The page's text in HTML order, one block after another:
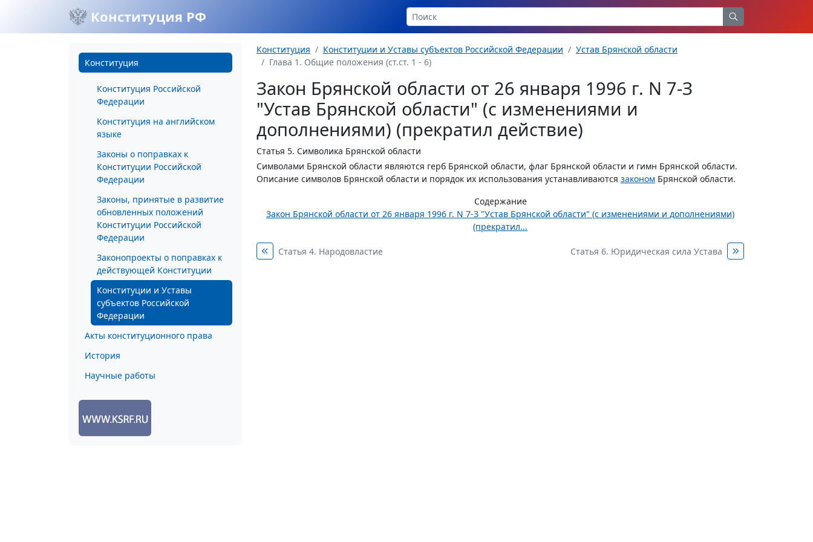
Конституция РФ
Конституция
Конституция Российской
Федерации
Конституция на английском
языке
Законы о поправках к
Конституции Российской
Федерации
Законы, принятые в развитие
обновленных положений
Конституции Российской
Федерации
Законопроекты о поправках к
действующей Конституции
Конституции и Уставы
субъектов Российской
Федерации
Акты конституционного права
История
Научные работы
Конституция Конституции и Уставы субъектов Российской Федерации
Устав Брянской области
Глава 1. Общие положения (ст.ст. 1 - 6)
Закон Брянской области от 26 января 1996 г. N 7-З
"Устав Брянской области" (с изменениями и
дополнениями) (прекратил действие)
Статья 5. Символика Брянской области
Символами Брянской области являются герб Брянской области, флаг Брянской области и гимн Брянской области.
Описание символов Брянской области и порядок их использования устанавливаются законом Брянской области.
Содержание
Закон Брянской области от 26 января 1996 г. N 7-З "Устав Брянской области" (с изменениями и дополнениями)
(прекратил...
Статья 4. Народовластие Статья 6. Юридическая сила Устава